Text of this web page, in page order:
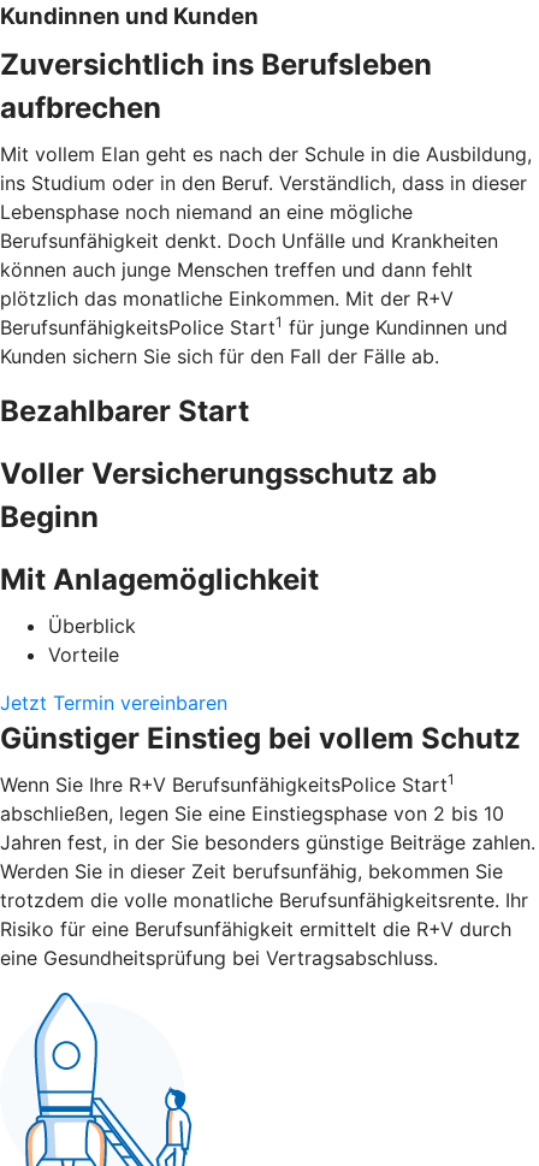
Kundinnen und Kunden
Zuversichtlich ins Berufsleben
aufbrechen
Mit vollem Elan geht es nach der Schule in die Ausbildung,
ins Studium oder in den Beruf. Verständlich, dass in dieser
Lebensphase noch niemand an eine mögliche
Berufsunfähigkeit denkt. Doch Unfälle und Krankheiten
können auch junge Menschen treffen und dann fehlt
plötzlich das monatliche Einkommen. Mit der R+V
BerufsunfähigkeitsPolice Start1 für junge Kundinnen und
Kunden sichern Sie sich für den Fall der Fälle ab.
Bezahlbarer Start
Voller Versicherungsschutz ab
Beginn
Mit Anlagemöglichkeit
Überblick
Vorteile
Jetzt Termin vereinbaren
Günstiger Einstieg bei vollem Schutz
Wenn Sie Ihre R+V BerufsunfähigkeitsPolice Start1
abschließen, legen Sie eine Einstiegsphase von 2 bis 10
Jahren fest, in der Sie besonders günstige Beiträge zahlen.
Werden Sie in dieser Zeit berufsunfähig, bekommen Sie
trotzdem die volle monatliche Berufsunfähigkeitsrente. Ihr
Risiko für eine Berufsunfähigkeit ermittelt die R+V durch
eine Gesundheitsprüfung bei Vertragsabschluss.